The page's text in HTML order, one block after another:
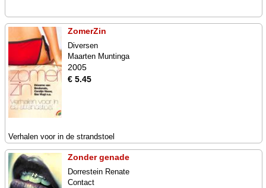
ZomerZin
Diversen
Maarten Muntinga
2005
€ 5.45
Verhalen voor in de strandstoel
Zonder genade
Dorrestein Renate
Contact